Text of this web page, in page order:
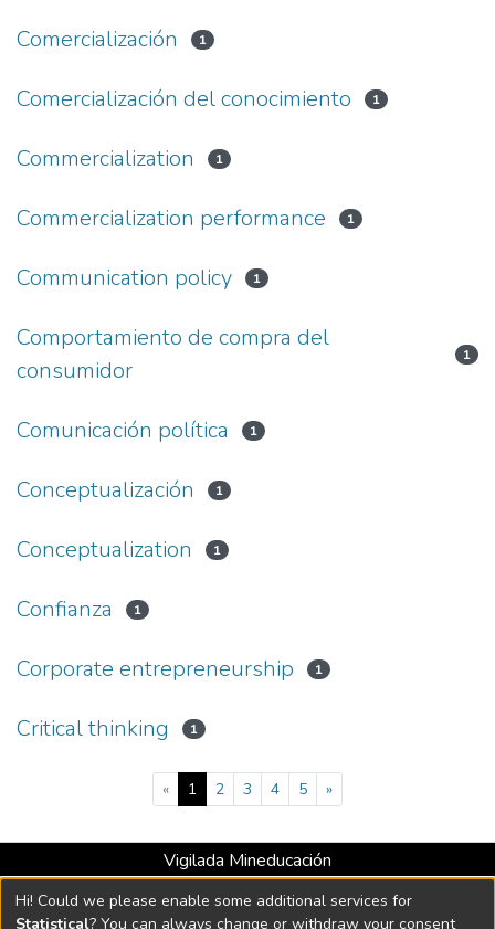
Comercialización 1
Comercialización del conocimiento 1
Commercialization 1
Commercialization performance 1
Communication policy 1
Comportamiento de compra del
consumidor
1
Comunicación política 1
Conceptualización 1
Conceptualization 1
Confianza 1
Corporate entrepreneurship 1
Critical thinking 1
« 1 (current)
2 3 4 5 »
Vigilada Mineducación
Universidad con Acreditación Institucional hasta 2026 -
Resolución MEN 2158 de 2018
Hi! Could we please enable some additional services for
Statistical? You can always change or withdraw your consent